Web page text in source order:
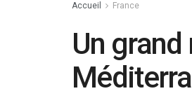
Accueil France
Un